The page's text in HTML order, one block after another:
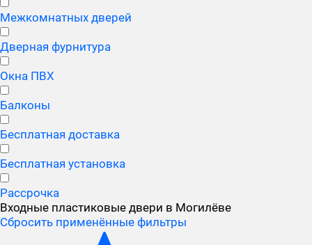
Межкомнатных дверей
Дверная фурнитура
Окна ПВХ
Балконы
Бесплатная доставка
Бесплатная установка
Рассрочка
Входные пластиковые двери в Могилёве
Сбросить применённые фильтры